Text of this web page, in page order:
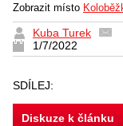
Zobrazit místo
Kuba Turek
1/7/2022
SDÍLEJ:
Diskuze k článku